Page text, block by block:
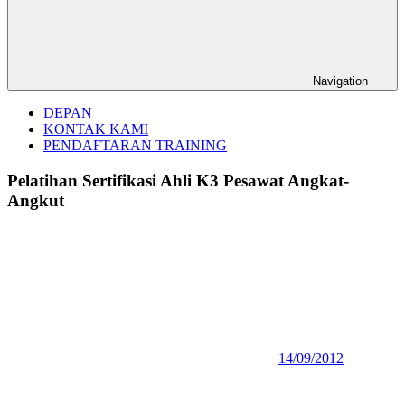
Navigation
DEPAN
KONTAK KAMI
PENDAFTARAN TRAINING
Pelatihan Sertifikasi Ahli K3 Pesawat Angkat-
Angkut
14/09/2012